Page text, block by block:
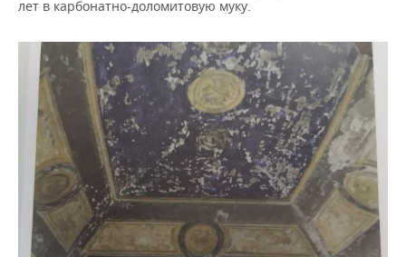
лет в карбонатно-доломитовую муку.